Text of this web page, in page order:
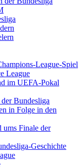
League-Spiel
League
im UEFA-Pokal
Bundesliga
in Folge in den
ums Finale der
Geschichte